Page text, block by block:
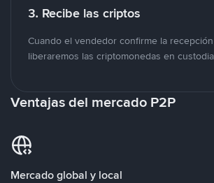
3. Recibe las criptos
Cuando el vendedor confirme la
liberaremos las criptomonedas en
Ventajas del mercado P2P
Mercado global y local